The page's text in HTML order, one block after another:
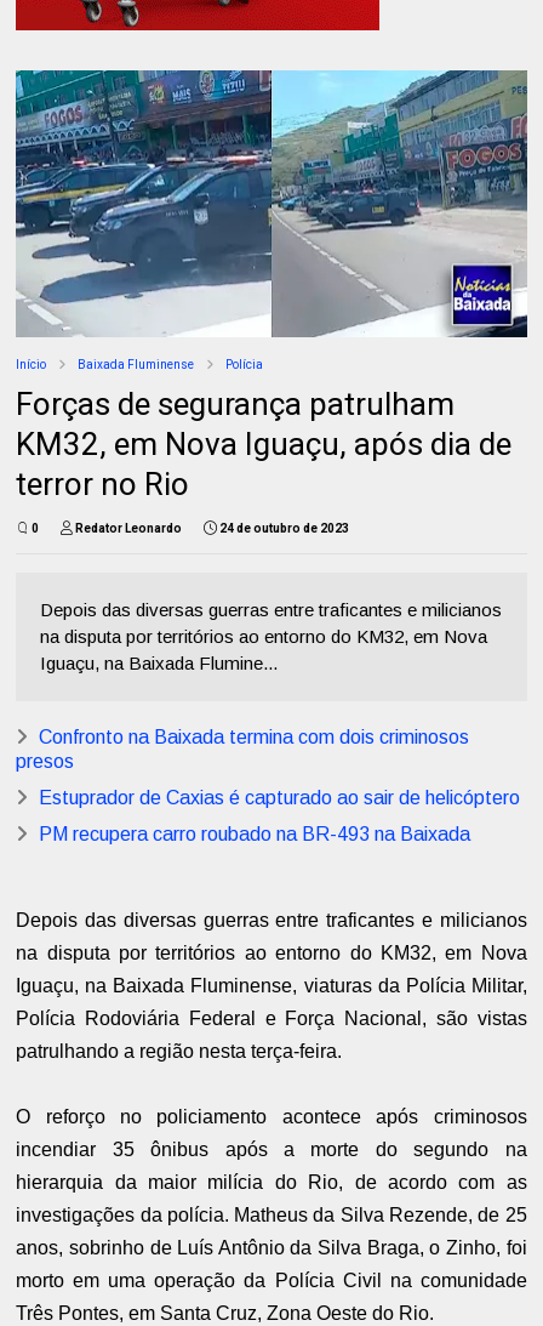
Início Baixada Fluminense Polícia
Forças de segurança patrulham
KM32, em Nova Iguaçu, após dia de
terror no Rio
0 Redator Leonardo 24 de outubro de 2023
Depois das diversas guerras entre traficantes e milicianos
na disputa por territórios ao entorno do KM32, em Nova
Iguaçu, na Baixada Flumine...
Confronto na Baixada termina com dois criminosos
presos
Estuprador de Caxias é capturado ao sair de helicóptero
PM recupera carro roubado na BR-493 na Baixada
Depois das diversas guerras entre traficantes e milicianos
na disputa por territórios ao entorno do KM32, em Nova
Iguaçu, na Baixada Fluminense, viaturas da Polícia Militar,
Polícia Rodoviária Federal e Força Nacional, são vistas
patrulhando a região nesta terça-feira.
O reforço no policiamento acontece após criminosos
incendiar 35 ônibus após a morte do segundo na
hierarquia da maior milícia do Rio, de acordo com as
investigações da polícia. Matheus da Silva Rezende, de 25
anos, sobrinho de Luís Antônio da Silva Braga, o Zinho, foi
morto em uma operação da Polícia Civil na comunidade
Três Pontes, em Santa Cruz, Zona Oeste do Rio.